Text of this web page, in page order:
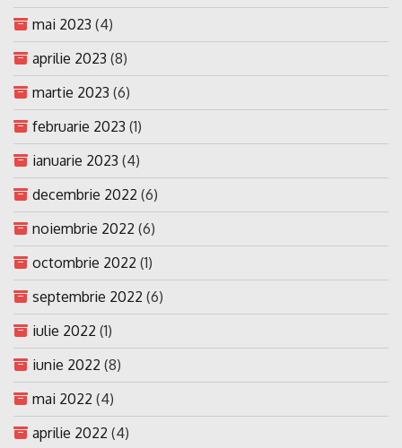
mai 2023 (4)
aprilie 2023 (8)
martie 2023 (6)
februarie 2023 (1)
ianuarie 2023 (4)
decembrie 2022 (6)
noiembrie 2022 (6)
octombrie 2022 (1)
septembrie 2022 (6)
iulie 2022 (1)
iunie 2022 (8)
mai 2022 (4)
aprilie 2022 (4)